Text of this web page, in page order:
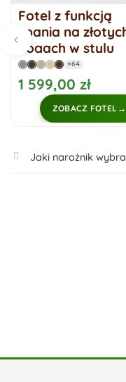
Fotel z funkcją
spania na
nogach w stylu
glamour DES
+64
1 599,00 zł
ZOBACZ FOTEL
Jaki narożnik